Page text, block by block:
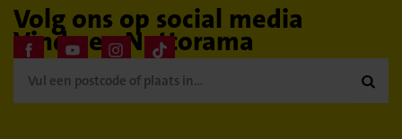
Volg ons op social media
Vind een Nettorama
